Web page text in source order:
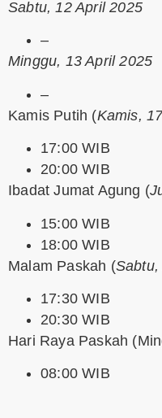
Sabtu, 12 April 2025
–
Minggu, 13 April 2025
–
Kamis Putih (Kamis,
17:00 WIB
20:00 WIB
Ibadat Jumat Agung (
15:00 WIB
18:00 WIB
Malam Paskah (
17:30 WIB
20:30 WIB
Hari Raya Paskah
08:00 WIB